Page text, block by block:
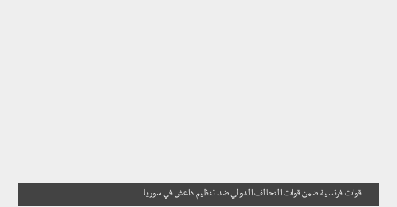
قوات فرنسية ضمن قوات التحالف الدولي ضد تنظيم داعش في سوريا